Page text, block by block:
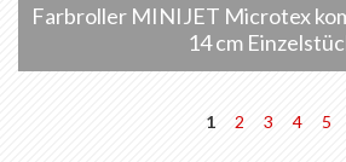
Farbroller MINIJET Microtex
14 cm
Seite
Sie
1 Seite
2 Seite
3 Seite
4 5